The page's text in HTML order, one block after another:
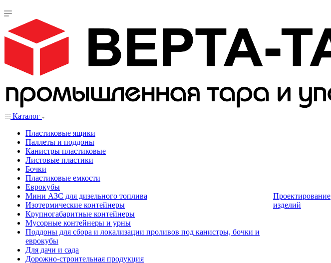
Каталог
Пластиковые ящики
Паллеты и поддоны
Канистры пластиковые
Листовые пластики
Бочки
Пластиковые емкости
Еврокубы
Мини АЗС для дизельного топлива
Изотермические контейнеры
Крупногабаритные контейнеры
Мусорные контейнеры и урны
Поддоны для сбора и локализации проливов под канистры, бочки и
еврокубы
Для дачи и сада
Дорожно-строительная продукция
Проектирование
изделий